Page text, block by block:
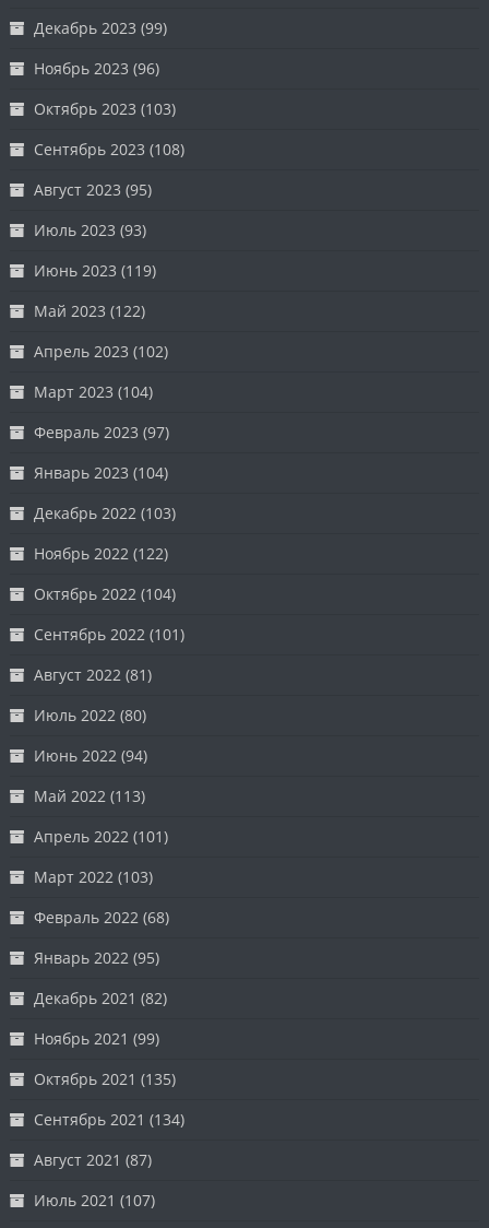
Декабрь 2023 (99)
Ноябрь 2023 (96)
Октябрь 2023 (103)
Сентябрь 2023 (108)
Август 2023 (95)
Июль 2023 (93)
Июнь 2023 (119)
Май 2023 (122)
Апрель 2023 (102)
Март 2023 (104)
Февраль 2023 (97)
Январь 2023 (104)
Декабрь 2022 (103)
Ноябрь 2022 (122)
Октябрь 2022 (104)
Сентябрь 2022 (101)
Август 2022 (81)
Июль 2022 (80)
Июнь 2022 (94)
Май 2022 (113)
Апрель 2022 (101)
Март 2022 (103)
Февраль 2022 (68)
Январь 2022 (95)
Декабрь 2021 (82)
Ноябрь 2021 (99)
Октябрь 2021 (135)
Сентябрь 2021 (134)
Август 2021 (87)
Июль 2021 (107)